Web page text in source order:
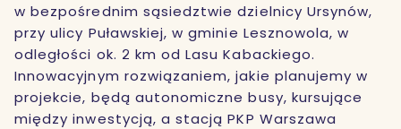
w bezpośrednim sąsiedztwie dzielnicy Ursynów,
przy ulicy Puławskiej, w gminie Lesznowola, w
odległości ok. 2 km od Lasu Kabackiego.
Innowacyjnym rozwiązaniem, jakie planujemy w
projekcie, będą autonomiczne busy, kursujące
między inwestycją, a stacją PKP Warszawa